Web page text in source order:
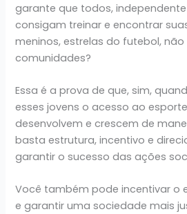
garante que todos,
consigam treinar e encontrar
meninos, estrelas do futebol,
comunidades?
Essa é a prova de que, sim,
esses jovens o acesso ao
desenvolvem e crescem de
basta estrutura, incentivo e
garantir o sucesso das ações
Você também pode incentivar o
e garantir uma sociedade mais